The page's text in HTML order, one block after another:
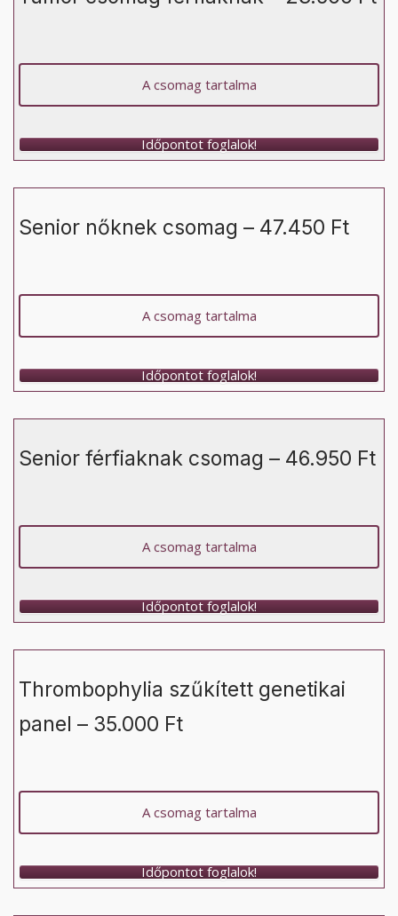
A csomag tartalma
Időpontot foglalok!
Senior nőknek csomag – 47.450 Ft
A csomag tartalma
Időpontot foglalok!
Senior férfiaknak csomag – 46.950 Ft
A csomag tartalma
Időpontot foglalok!
Thrombophylia szűkített genetikai
panel – 35.000 Ft
A csomag tartalma
Időpontot foglalok!